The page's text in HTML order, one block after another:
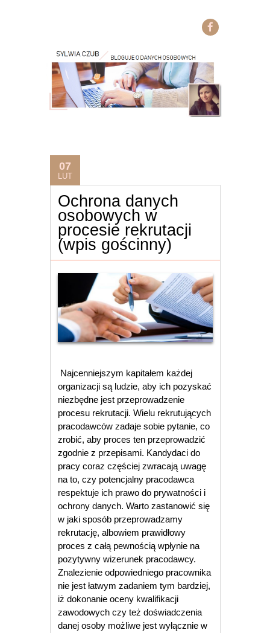
07
LUT
Ochrona danych
osobowych w
procesie rekrutacji
(wpis gościnny)
Najcenniejszym kapitałem każdej
organizacji są ludzie, aby ich pozyskać
niezbędne jest przeprowadzenie
procesu rekrutacji. Wielu rekrutujących
pracodawców zadaje sobie pytanie, co
zrobić, aby proces ten przeprowadzić
zgodnie z przepisami. Kandydaci do
pracy coraz częściej zwracają uwagę
na to, czy potencjalny pracodawca
respektuje ich prawo do prywatności i
ochrony danych. Warto zastanowić się
w jaki sposób przeprowadzamy
rekrutację, albowiem prawidłowy
proces z całą pewnością wpłynie na
pozytywny wizerunek pracodawcy.
Znalezienie odpowiedniego pracownika
nie jest łatwym zadaniem tym bardziej,
iż dokonanie oceny kwalifikacji
zawodowych czy też doświadczenia
danej osoby możliwe jest wyłącznie w